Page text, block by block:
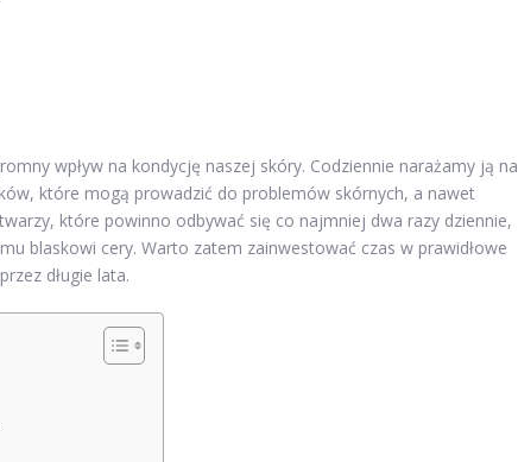
wpływ na kondycję naszej skóry. Codziennie narażamy ją na
które mogą prowadzić do problemów skórnych, a nawet
które powinno odbywać się co najmniej dwa razy dziennie,
blaskowi cery. Warto zatem zainwestować czas w prawidłowe
długie lata.